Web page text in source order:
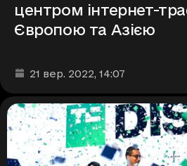
центром інтернет-
Європою та Азією
Дата та час публікації
21 вер. 2022, 14:07